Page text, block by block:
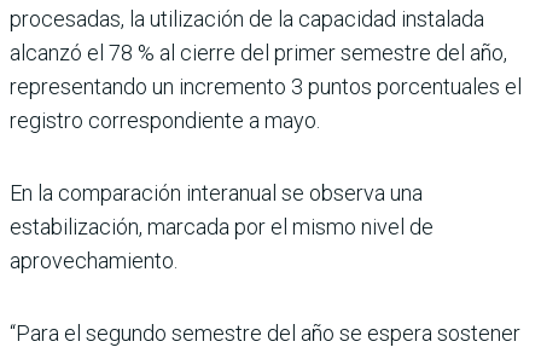
procesadas, la utiliza­ción de la capacidad insta­lada
alcanzó el 78 % al cie­rre del primer semestre del año,
representando un incremento 3 puntos por­centuales el
registro corres­pondiente a mayo.
En la comparación interanual se observa una
estabilización, marcada por el mismo nivel de
aprovechamiento.
“Para el segundo semestre del año se espera sostener